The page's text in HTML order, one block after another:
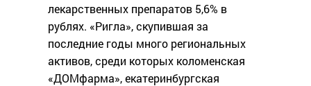
лекарственных препаратов 5,6% в
рублях. «Ригла», скупившая за
последние годы много региональных
активов, среди которых коломенская
«ДОМфарма», екатеринбургская